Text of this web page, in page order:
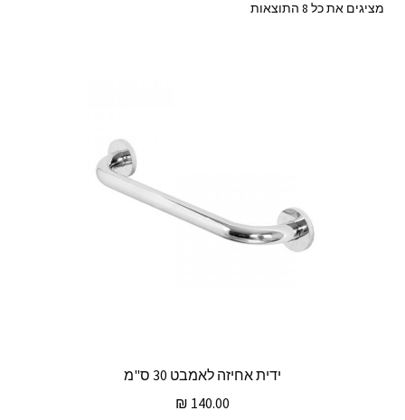
מציגים את כל ⁦8⁩ התוצאות
ממוין
ידית אחיזה לאמבט 30 ס"מ
₪ 140.00